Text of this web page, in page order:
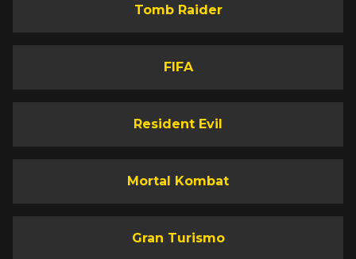
Tomb Raider
FIFA
Resident Evil
Mortal Kombat
Gran Turismo